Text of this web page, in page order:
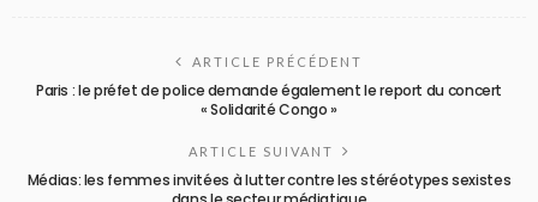
ARTICLE PRÉCÉDENT
Paris : le préfet de police demande également le report du concert
« Solidarité Congo »
ARTICLE SUIVANT
Médias: les femmes invitées à lutter contre les stéréotypes sexistes